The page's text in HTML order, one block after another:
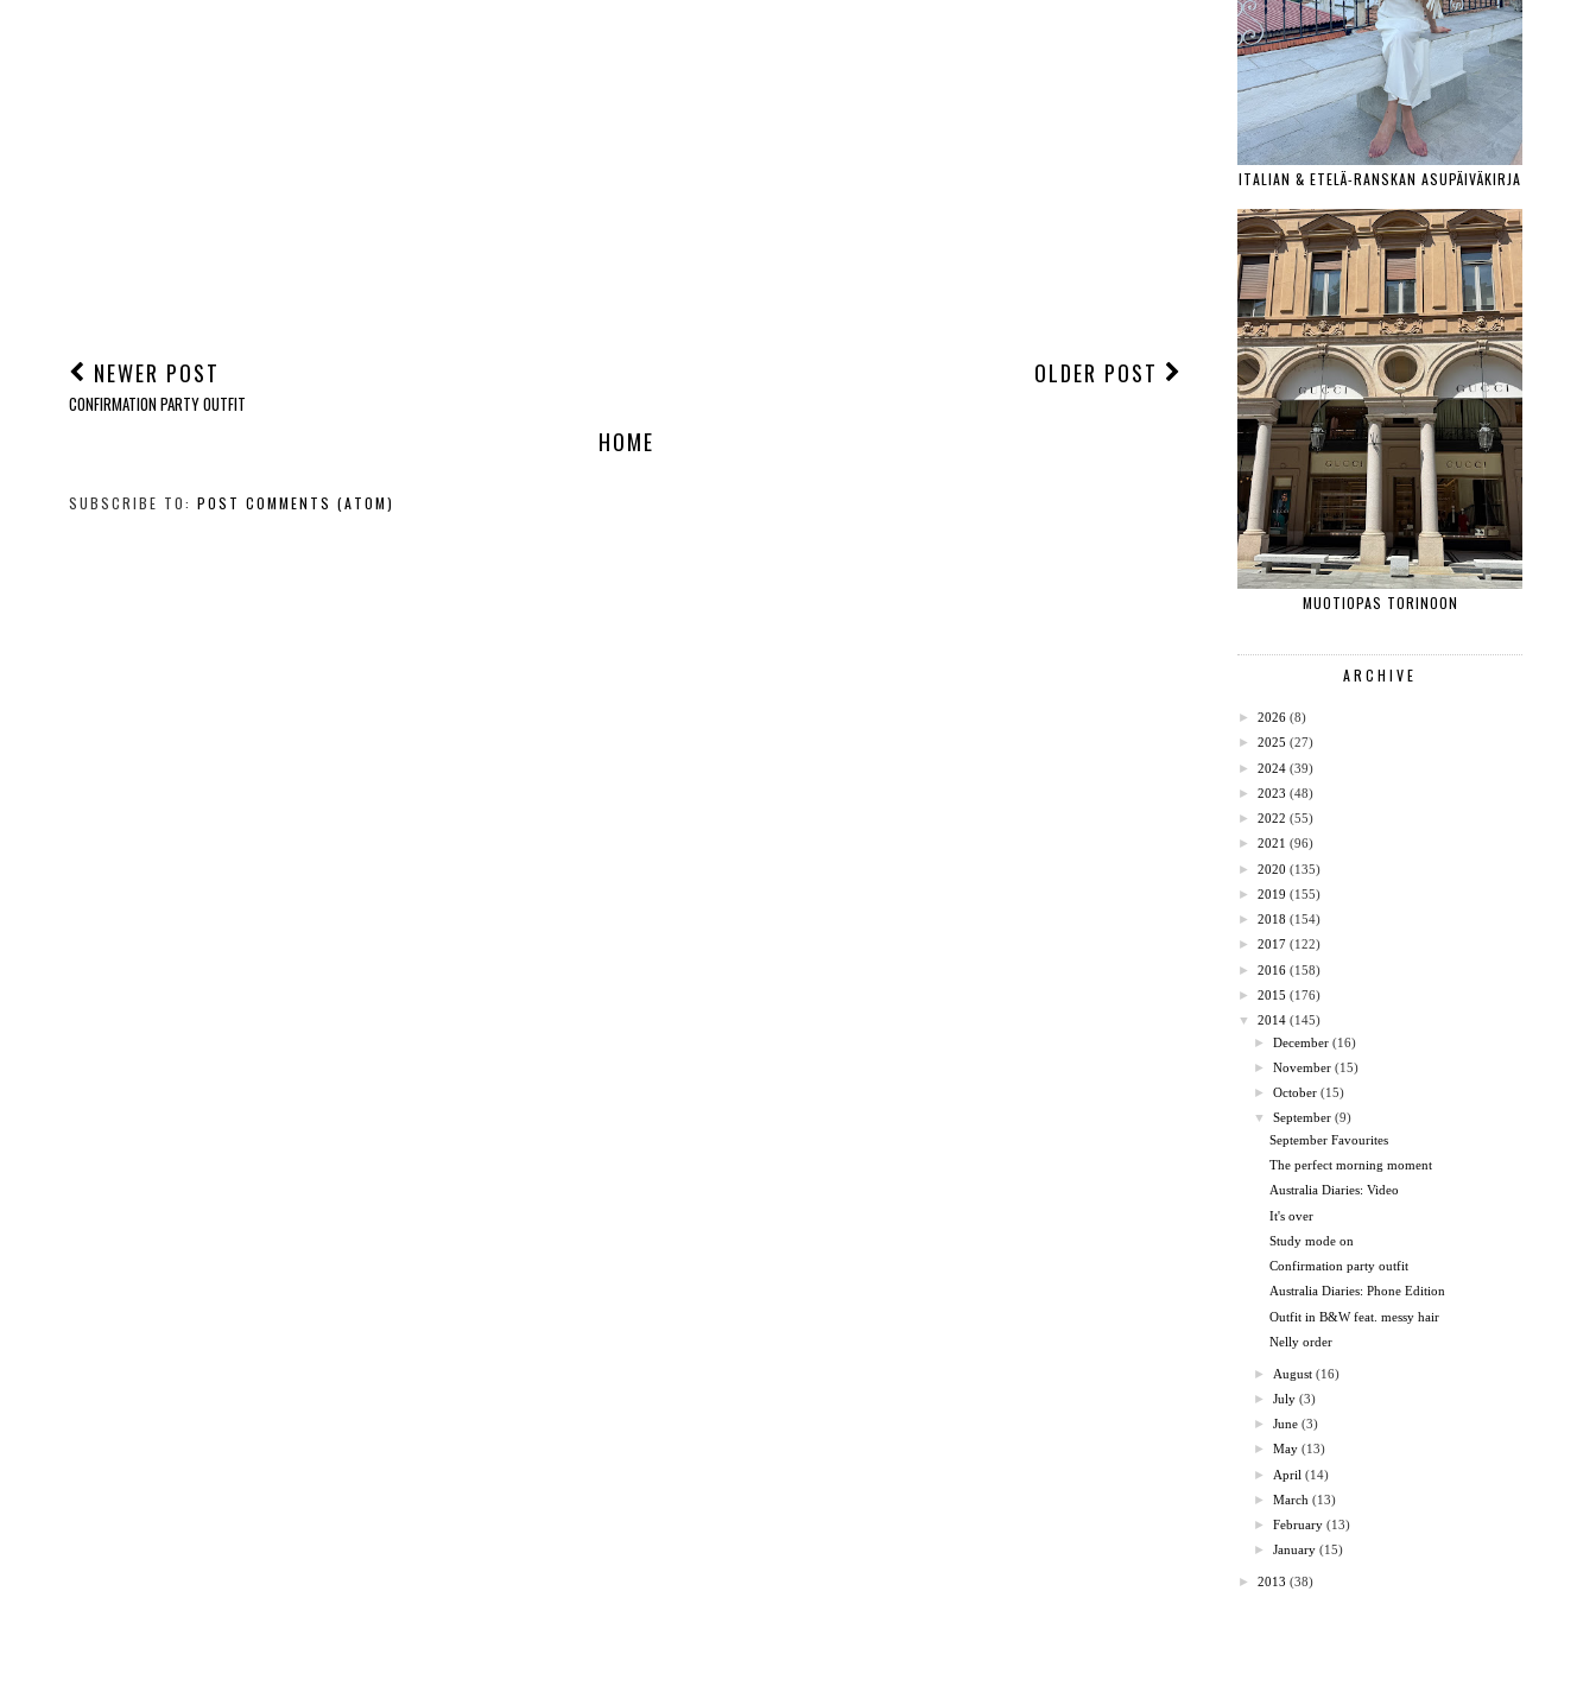
NEWER POST
CONFIRMATION PARTY OUTFIT
OLDER POST
HOME
SUBSCRIBE TO: POST COMMENTS (ATOM)
ITALIAN & ETELÄ-RANSKAN ASUPÄIVÄKIRJA
MUOTIOPAS TORINOON
ARCHIVE
► 2026 (8)
► 2025 (27)
► 2024 (39)
► 2023 (48)
► 2022 (55)
► 2021 (96)
► 2020 (135)
► 2019 (155)
► 2018 (154)
► 2017 (122)
► 2016 (158)
► 2015 (176)
▼
2014 (145)
►December (16)
►November (15)
►October (15)
▼
September (9)
September Favourites
The perfect morning moment
Australia Diaries: Video
It's over
Study mode on
Confirmation party outfit
Australia Diaries: Phone Edition
Outfit in B&W feat. messy hair
Nelly order
► August (16)
►July (3)
►June (3)
►May (13)
► April (14)
►March (13)
►February (13)
►January (15)
► 2013 (38)